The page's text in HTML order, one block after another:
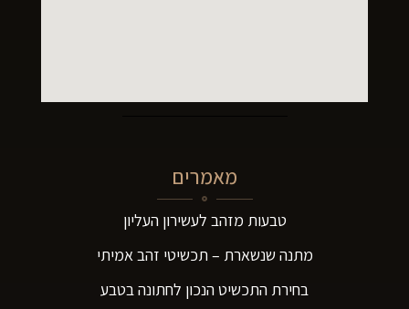
מאמרים
טבעות מזהב לעשירון העליון
מתנה שנשארת – תכשיטי זהב אמיתי
בחירת התכשיט הנכון לחתונה בטבע